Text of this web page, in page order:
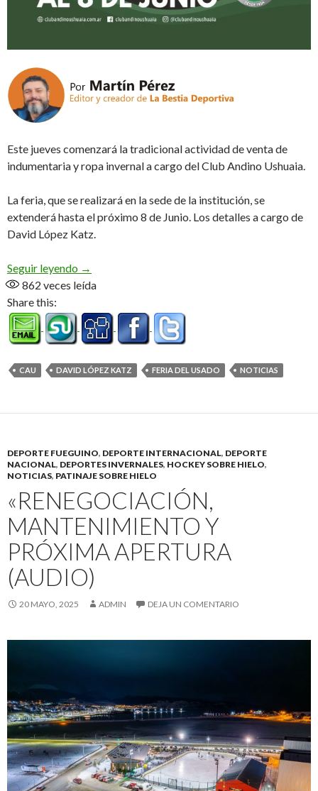
Este jueves comenzará la tradicional actividad de venta de
indumentaria y ropa invernal a cargo del Club Andino Ushuaia.
La feria, que se realizará en la sede de la institución, se
extenderá hasta el próximo 8 de Junio. Los detalles a cargo de
David López Katz.
Seguir leyendo Se viene la Feria del Usado (Audio)
→
862 veces leída
Share this:
CAU DAVID LÓPEZ KATZ FERIA DEL USADO NOTICIAS
DEPORTE FUEGUINO, DEPORTE INTERNACIONAL, DEPORTE
NACIONAL, DEPORTES INVERNALES, HOCKEY SOBRE HIELO,
NOTICIAS, PATINAJE SOBRE HIELO
«RENEGOCIACIÓN,
MANTENIMIENTO Y
PRÓXIMA APERTURA
(AUDIO)
20 MAYO, 2025 ADMIN DEJA UN COMENTARIO